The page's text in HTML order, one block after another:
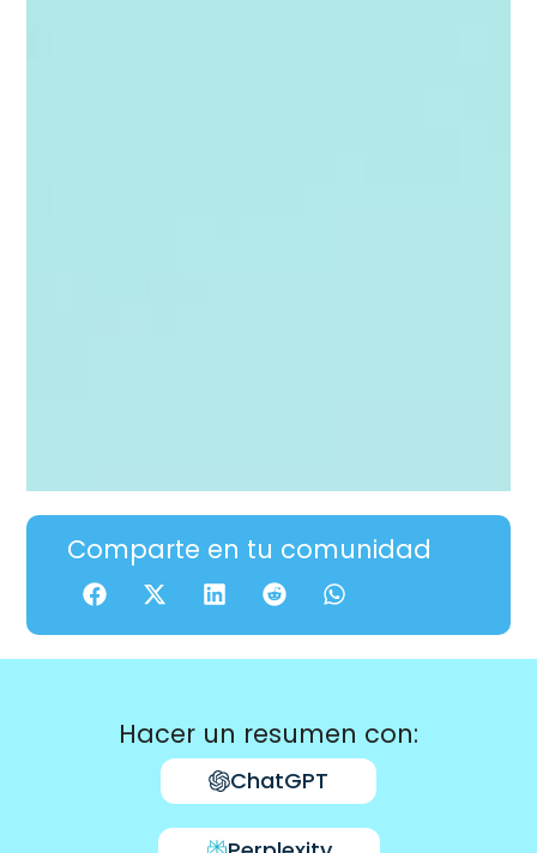
Comparte en tu comunidad
Hacer un resumen con:
ChatGPT